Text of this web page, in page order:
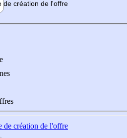
de création de l'offre
de création de l'offre